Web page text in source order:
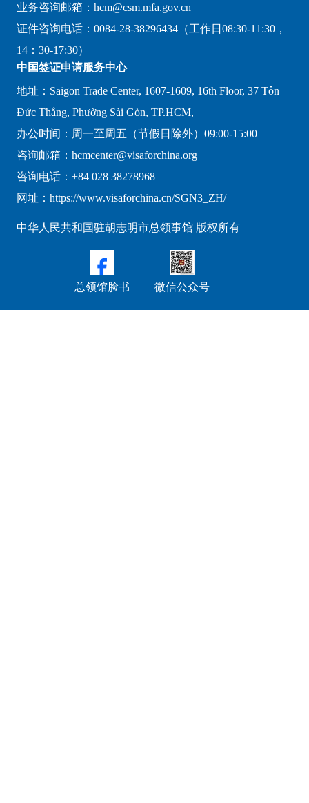
业务咨询邮箱：hcm@csm.mfa.gov.cn
证件咨询电话：0084-28-38296434（工作日08:30-11:30，
14：30-17:30）
中国签证申请服务中心
地址：Saigon Trade Center, 1607-1609, 16th Floor, 37 Tôn
Đức Thắng, Phường Sài Gòn, TP.HCM,
办公时间：周一至周五（节假日除外）09:00-15:00
咨询邮箱：hcmcenter@visaforchina.org
咨询电话：+84 028 38278968
网址：https://www.visaforchina.cn/SGN3_ZH/
中华人民共和国驻胡志明市总领事馆 版权所有
总领馆脸书 微信公众号